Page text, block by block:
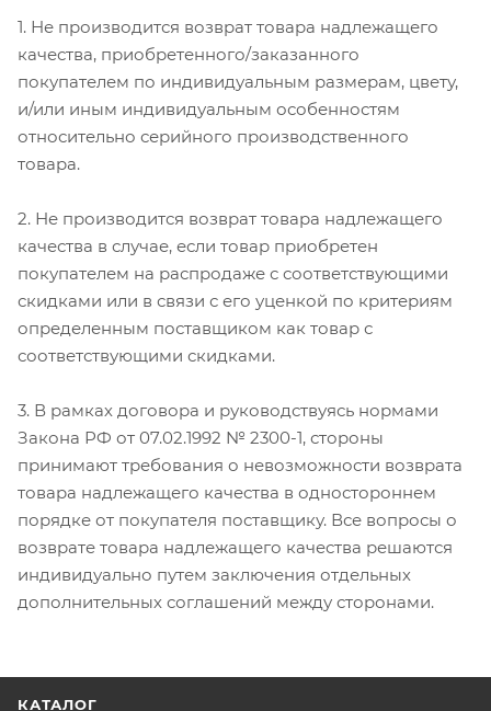
1. Не производится возврат товара надлежащего
качества, приобретенного/заказанного
покупателем по индивидуальным размерам, цвету,
и/или иным индивидуальным особенностям
относительно серийного производственного
товара.
2. Не производится возврат товара надлежащего
качества в случае, если товар приобретен
покупателем на распродаже с соответствующими
скидками или в связи с его уценкой по критериям
определенным поставщиком как товар с
соответствующими скидками.
3. В рамках договора и руководствуясь нормами
Закона РФ от 07.02.1992 № 2300-1, стороны
принимают требования о невозможности возврата
товара надлежащего качества в одностороннем
порядке от покупателя поставщику. Все вопросы о
возврате товара надлежащего качества решаются
индивидуально путем заключения отдельных
дополнительных соглашений между сторонами.
КАТАЛОГ